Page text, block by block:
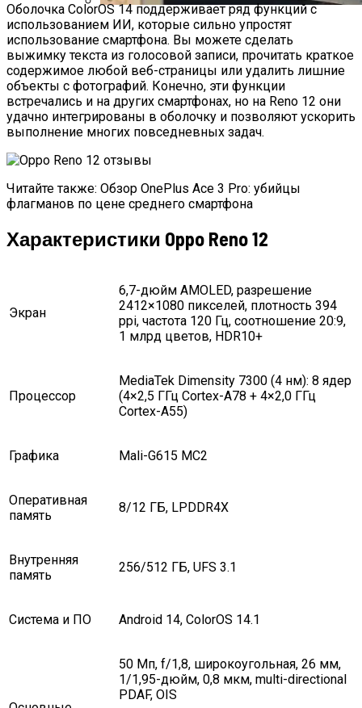
Samsung CF791 — Обзор Лучшего
Ультраширокого Игрового Монитора
Оболочка ColorOS 14 поддерживает ряд функций с
использованием ИИ, которые сильно упростят
использование смартфона. Вы можете сделать
выжимку текста из голосовой записи, прочитать краткое
содержимое любой веб-страницы или удалить лишние
объекты с фотографий. Конечно, эти функции
встречались и на других смартфонах, но на Reno 12 они
удачно интегрированы в оболочку и позволяют ускорить
выполнение многих повседневных задач.
Читайте также: Обзор OnePlus Ace 3 Pro: убийцы
флагманов по цене среднего смартфона
Характеристики Oppo Reno 12
Экран
6,7-дюйм AMOLED, разрешение
2412×1080 пикселей, плотность 394
ppi, частота 120 Гц, соотношение 20:9,
1 млрд цветов, HDR10+
Процессор
MediaTek Dimensity 7300 (4 нм): 8 ядер
(4×2,5 ГГц Cortex-A78 + 4×2,0 ГГц
Cortex-A55)
Графика Mali-G615 MC2
Оперативная
память
8/12 ГБ, LPDDR4X
Внутренняя
память
256/512 ГБ, UFS 3.1
Система и ПО Android 14, ColorOS 14.1
50 Мп, f/1,8, широкоугольная, 26 мм,
1/1,95-дюйм, 0,8 мкм, multi-directional
PDAF, OIS